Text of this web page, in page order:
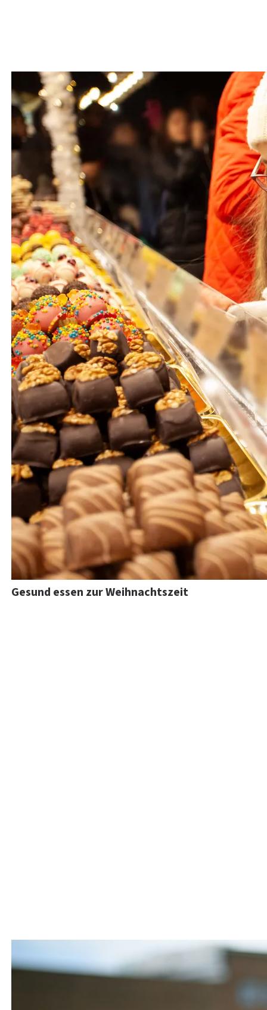
Gesund essen zur Weihnachtszeit